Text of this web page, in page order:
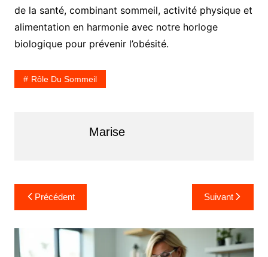
de la santé, combinant sommeil, activité physique et
alimentation en harmonie avec notre horloge
biologique pour prévenir l’obésité.
Rôle Du Sommeil
Marise
a
v
Précédent Suivant